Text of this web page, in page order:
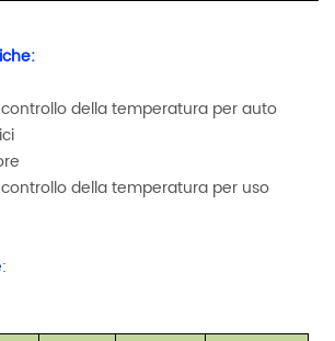
della temperatura per auto
della temperatura per uso